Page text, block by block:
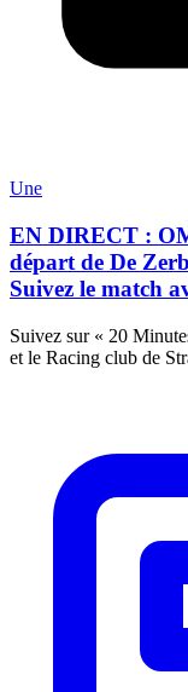
Une
EN DIRECT :
départ de De
Suivez le match
Suivez sur « 20
et le Racing club de